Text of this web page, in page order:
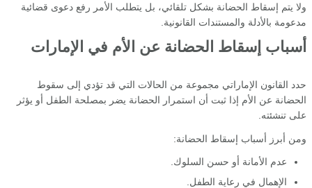
ولا يتم إسقاط الحضانة بشكل تلقائي، بل يتطلب الأمر رفع دعوى قضائية
مدعومة بالأدلة والمستندات القانونية.
أسباب إسقاط الحضانة عن الأم في الإمارات
حدد القانون الإماراتي مجموعة من الحالات التي قد تؤدي إلى سقوط
الحضانة عن الأم إذا ثبت أن استمرار الحضانة يضر بمصلحة الطفل أو يؤثر
على تنشئته.
ومن أبرز أسباب إسقاط الحضانة:
عدم الأمانة أو حسن السلوك.
الإهمال في رعاية الطفل.